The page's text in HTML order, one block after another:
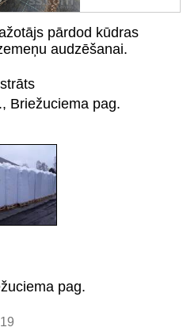
pārdod kūdras
audzēšanai.
Briežuciema pag.
pag.
19